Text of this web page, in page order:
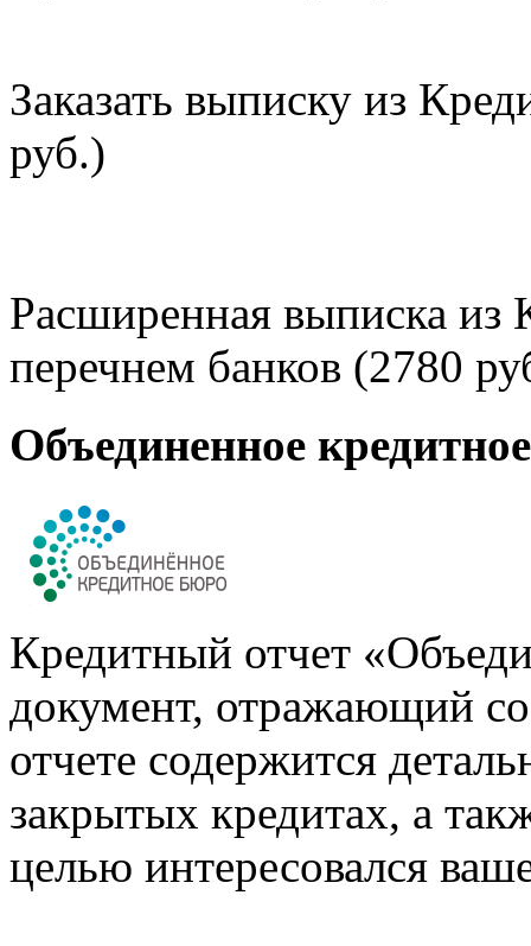
Заказать выписку из
руб.)
Расширенная выписка из
перечнем банков (2780
Объединенное
Кредитный отчет
документ, отражающий
отчете содержится
закрытых кредитах, а
целью интересовался